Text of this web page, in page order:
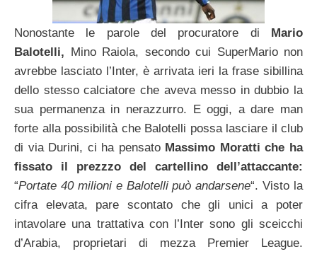
Nonostante le parole del procuratore di
Mario
Balotelli,
Mino Raiola, secondo cui SuperMario non
avrebbe lasciato l’Inter, è arrivata ieri la frase sibillina
dello stesso calciatore che aveva messo in dubbio la
sua permanenza in nerazzurro. E oggi, a dare man
forte alla possibilità che Balotelli possa lasciare il club
di via Durini, ci ha pensato Massimo Moratti che ha
fissato il prezzzo del cartellino dell’attaccante:
“Portate 40 milioni e Balotelli può andarsene“. Visto la
cifra elevata, pare scontato che gli unici a poter
intavolare una trattativa con l’Inter sono gli sceicchi
d’Arabia, proprietari di mezza Premier League.